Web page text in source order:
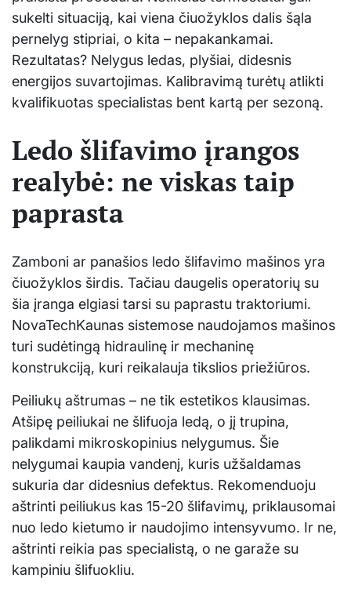
sukelti situaciją, kai viena čiuožyklos dalis šąla
pernelyg stipriai, o kita – nepakankаmai.
Rezultatas? Nelygus ledas, plyšiai, didesnis
energijos suvartojimas. Kalibravimą turėtų atlikti
kvalifikuotas specialistas bent kartą per sezoną.
Ledo šlifavimo įrangos
realybė: ne viskas taip
paprasta
Zamboni ar panašios ledo šlifavimo mašinos yra
čiuožyklos širdis. Tačiau daugelis operatorių su
šia įranga elgiasi tarsi su paprastu traktoriumi.
NovaTechKaunas sistemose naudojamos mašinos
turi sudėtingą hidraulinę ir mechaninę
konstrukciją, kuri reikalauja tikslios priežiūros.
Peiliukų aštrumas – ne tik estetikos klausimas.
Atšipę peiliukai ne šlifuoja ledą, o jį trupina,
palikdami mikroskopinius nelygumus. Šie
nelygumai kaupia vandenį, kuris užšaldamas
sukuria dar didesnius defektus. Rekomenduoju
aštrinti peiliukus kas 15-20 šlifavimų, priklausomai
nuo ledo kietumo ir naudojimo intensyvumo. Ir ne,
aštrinti reikia pas specialistą, o ne garaže su
kampiniu šlifuokliu.